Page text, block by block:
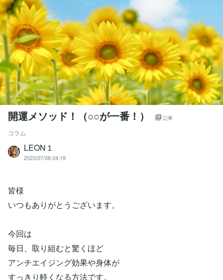
開運メソッド！（○○が一番！） 記事
コラム
LEON１
2023/07/08 04:19
皆様
いつもありがとうございます。
今回は
毎日、取り組むと驚くほど
アンチエイジング効果や身体が
すっきり軽くなる方法です。